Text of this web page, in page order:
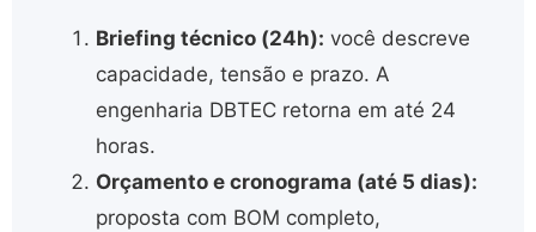
Briefing técnico (24h): você descreve
capacidade, tensão e prazo. A
engenharia DBTEC retorna em até 24
horas.
Orçamento e cronograma (até 5 dias):
proposta com BOM completo,